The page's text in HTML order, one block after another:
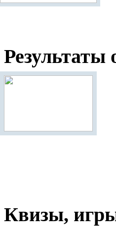
Результаты
Квизы,